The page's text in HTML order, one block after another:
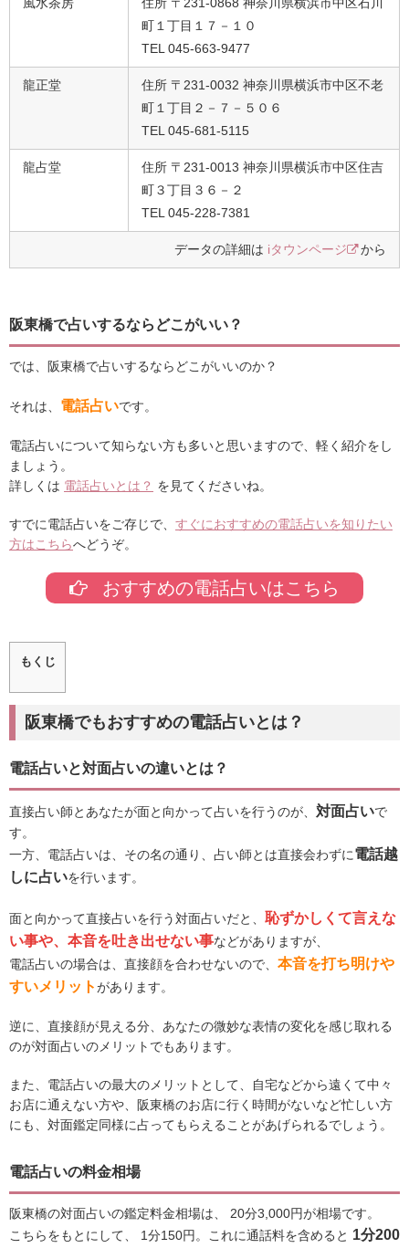
町１丁目１７－１０
TEL 045-663-9477
龍正堂
住所 〒231-0032 神奈川県横浜市中区不老
町１丁目２－７－５０６
TEL 045-681-5115
龍占堂
住所 〒231-0013 神奈川県横浜市中区住吉
町３丁目３６－２
TEL 045-228-7381
データの詳細は iタウンページ から
阪東橋で占いするならどこがいい？
では、阪東橋で占いするならどこがいいのか？
それは、 電話占いです。
電話占いについて知らない方も多いと思いますので、軽く紹介をし
ましょう。
詳しくは 電話占いとは？ を見てくださいね。
すでに電話占いをご存じで、 すぐにおすすめの電話占いを知りたい
方はこちらへどうぞ。
おすすめの電話占いはこちら
もくじ
阪東橋でもおすすめの電話占いとは？
電話占いと対面占いの違いとは？
直接占い師とあなたが面と向かって占いを行うのが、 対面占いで
す。
一方、電話占いは、その名の通り、占い師とは直接会わずに電話越
しに占いを行います。
面と向かって直接占いを行う対面占いだと、 恥ずかしくて言えな
い事や、本音を吐き出せない事などがありますが、
電話占いの場合は、直接顔を合わせないので、 本音を打ち明けや
すいメリットがあります。
逆に、直接顔が見える分、あなたの微妙な表情の変化を感じ取れる
のが対面占いのメリットでもあります。
また、電話占いの最大のメリットとして、自宅などから遠くて中々
お店に通えない方や、阪東橋のお店に行く時間がないなど忙しい方
にも、対面鑑定同様に占ってもらえることがあげられるでしょう。
電話占いの料金相場
阪東橋の対面占いの鑑定料金相場は、 20分3,000円が相場です。
こちらをもとにして、 1分150円。これに通話料を含めると 1分200